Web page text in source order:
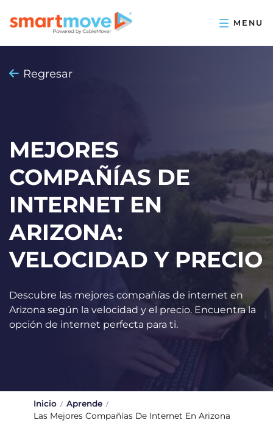
Regresar
MEJORES
COMPAÑÍAS DE
INTERNET EN
ARIZONA:
VELOCIDAD Y PRECIO
Descubre las mejores compañías de internet en
Arizona según la velocidad y el precio. Encuentra la
opción de internet perfecta para ti.
Inicio
Aprende
Las Mejores Compañías De Internet En Arizona